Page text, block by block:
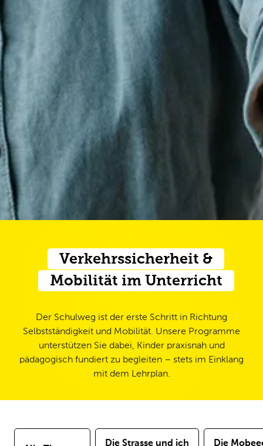
Verkehrssicherheit &
Mobilität im Unterricht
Der Schulweg ist der erste Schritt in Richtung
Selbstständigkeit und Mobilität. Unsere Programme
unterstützen Sie dabei, Kinder praxisnah und
pädagogisch fundiert zu begleiten – stets im Einklang
mit dem Lehrplan.
Die Strasse und ich Die